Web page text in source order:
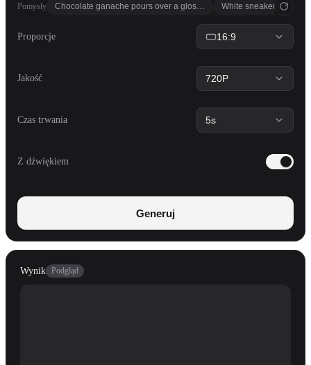
Pomysły Chocolate ganache pours over a glossy mirror cake, drips cascade
White sneaker rotating
Proporcje 16:9
Jakość 720P
Czas trwania 5s
Z dźwiękiem
Generuj
Wynik Podgląd